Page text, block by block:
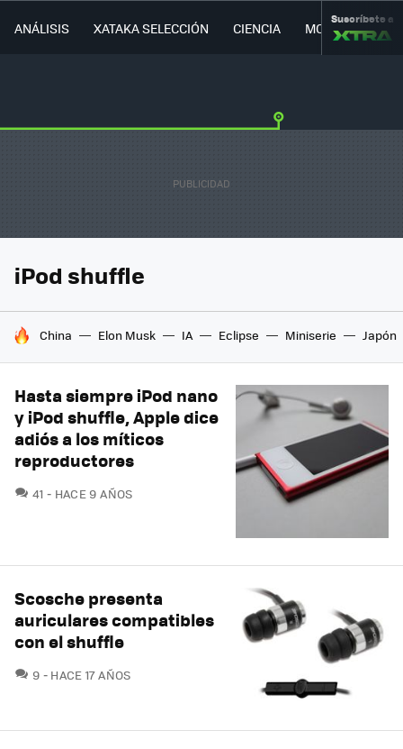
ANÁLISIS XATAKA SELECCIÓN CIENCIA MOVILIDAD
Suscríbete a
iPod shuffle
HOY SE HABLA DE
China Elon Musk IA Eclipse Miniserie Japón
Hasta siempre iPod nano
y iPod shuffle, Apple dice
adiós a los míticos
reproductores
41 COMENTARIOS
HACE 9 AÑOS
Scosche presenta
auriculares compatibles
con el shuffle
9 COMENTARIOS
HACE 17 AÑOS